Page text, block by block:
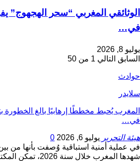
الوثائقي المغربي “سحر الهجهوج”
في…
يوليو 8, 2026
السابق التالي 1 من 50
حوادث
سلايدر
المغرب يُحبط مخططًا إرهابيًا بالغ
في…
هيئة التحرير يوليو 6, 2026
0
في عملية أمنية استباقية وُصفت بأنها من
شهدها المغرب خلال سنة 2026، تمكن المكتب المركزي…